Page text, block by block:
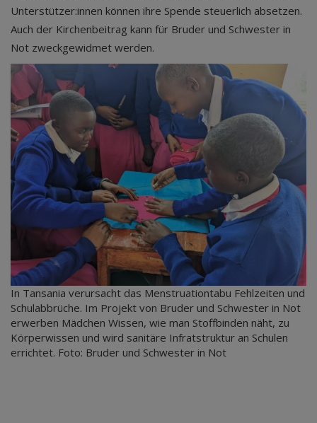
Unterstützer:innen können ihre Spende steuerlich absetzen.
Auch der Kirchenbeitrag kann für Bruder und Schwester in
Not zweckgewidmet werden.
In Tansania verursacht das Menstruationtabu Fehlzeiten und
Schulabbrüche. Im Projekt von Bruder und Schwester in Not
erwerben Mädchen Wissen, wie man Stoffbinden näht, zu
Körperwissen und wird sanitäre Infratstruktur an Schulen
errichtet. Foto: Bruder und Schwester in Not